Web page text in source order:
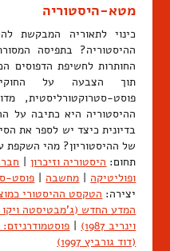
מטא-היסטוריה
כינוי לתאוריה המבקשת
ההיסטוריה? בתפיסה
החותרות לחשיפת הדפוסים
תוך הצבעה על
פוסט-סטרוקטורליסטית,
ההיסטוריה היא כתיבה על
בדיונית כיצד יש לספר את
של ההיסטוריון? מהי השקפת
תחום: היסטוריה וזיכרון
ופוליטיקה
מחשבה פוסט-
יצירה: הטקסט ההיסטורי כמוצר
המדע החדש (ג'מבטיסטה ויקו 1725)
וינריב 1987)
(דוד גורביץ 1997)